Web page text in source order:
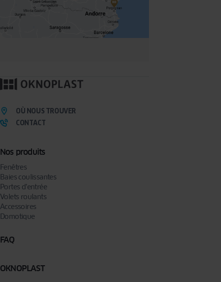
Nos produits
Fenêtres
Baies coulissantes
Portes d’entrée
Volets roulants
Accessoires
Domotique
FAQ
OKNOPLAST
OÙ NOUS TROUVER
CONTACT